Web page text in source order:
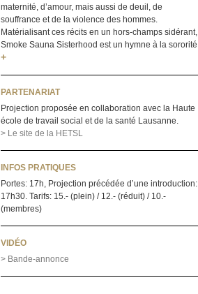
maternité, d’amour, mais aussi de deuil, de
souffrance et de la violence des hommes.
Matérialisant ces récits en un hors-champs sidérant,
Smoke Sauna Sisterhood est un hymne à la sororité.
+
PARTENARIAT
Projection proposée en collaboration avec la Haute
école de travail social et de la santé Lausanne.
> Le site de la HETSL
INFOS PRATIQUES
Portes: 17h, Projection précédée d’une introduction:
17h30. Tarifs: 15.- (plein) / 12.- (réduit) / 10.-
(membres)
VIDÉO
> Bande-annonce